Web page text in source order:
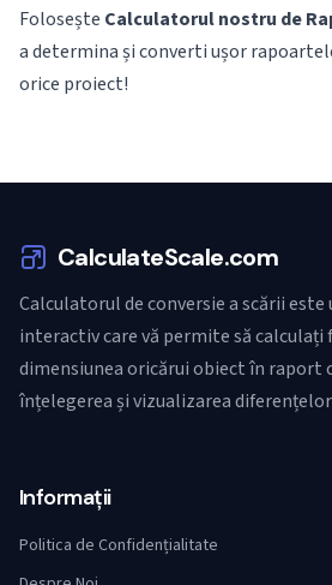
Folosește Calculatorul nostru de
a determina și converti ușor
orice proiect!
CalculateScale.com
Calculatorul de conversie a scării
interactiv care vă permite să calculați
dimensiunea oricărui obiect în raport
înțelegerea și vizualizarea
Informații
Politica de Confidențialitate